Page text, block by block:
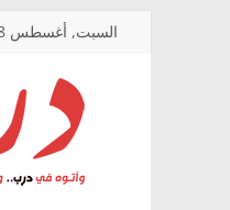
السبت, أغسطس 8, 2026
درب